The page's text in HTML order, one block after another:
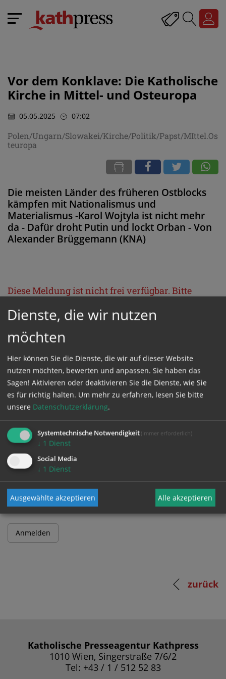
Vor dem Konklave: Die Katholische
Kirche in Mittel- und Osteuropa
05.05.2025 07:02
Polen/Ungarn/Slowakei/Kirche/Politik/Papst/MIttel.Os
teuropa
Die meisten Länder des früheren Ostblocks
kämpfen mit Nationalismus und
Materialismus -Karol Wojtyla ist nicht mehr
da - Dafür droht Putin und lockt Orban - Von
Alexander Brüggemann (KNA)
Diese Meldung ist nicht frei verfügbar. Bitte
ProduktKathpress_online.
GESCHÜTZTER BEREICH
Bitte melden Sie sich mit Ihrem Benutzernamen
und Passwort an.
Benutzername
zurück
Katholische Presseagentur Kathpress
1010 Wien, Singerstraße 7/6/2
Tel: +43 / 1 / 512 52 83
Dienste, die wir nutzen
möchten
Hier können Sie die Dienste, die wir auf dieser Website
nutzen möchten, bewerten und anpassen. Sie haben das
Sagen! Aktivieren oder deaktivieren Sie die Dienste, wie Sie
es für richtig halten. Um mehr zu erfahren, lesen Sie bitte
unsere Datenschutzerklärung.
Systemtechnische Notwendigkeit (immer erforderlich)
↓ 1 Dienst
Social Media
↓ 1 Dienst
Ausgewählte akzeptieren Alle akzeptieren